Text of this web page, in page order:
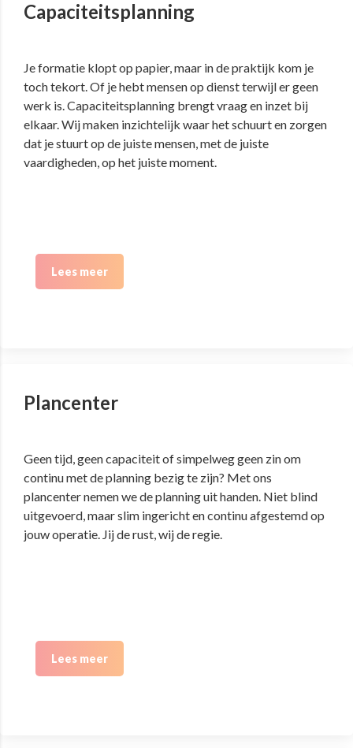
Capaciteitsplanning
Je formatie klopt op papier, maar in de praktijk kom je
toch tekort. Of je hebt mensen op dienst terwijl er geen
werk is. Capaciteitsplanning brengt vraag en inzet bij
elkaar. Wij maken inzichtelijk waar het schuurt en zorgen
dat je stuurt op de juiste mensen, met de juiste
vaardigheden, op het juiste moment.
Lees meer
Plancenter
Geen tijd, geen capaciteit of simpelweg geen zin om
continu met de planning bezig te zijn? Met ons
plancenter nemen we de planning uit handen. Niet blind
uitgevoerd, maar slim ingericht en continu afgestemd op
jouw operatie. Jij de rust, wij de regie.
Lees meer